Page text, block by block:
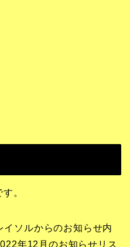
。
ソルからのお知らせ内
年12月のお知らせリス